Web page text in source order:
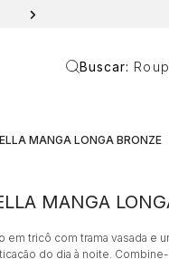
Buscar:
MANGA LONGA BRONZE
em tricô com trama vasada e
do dia à noite.